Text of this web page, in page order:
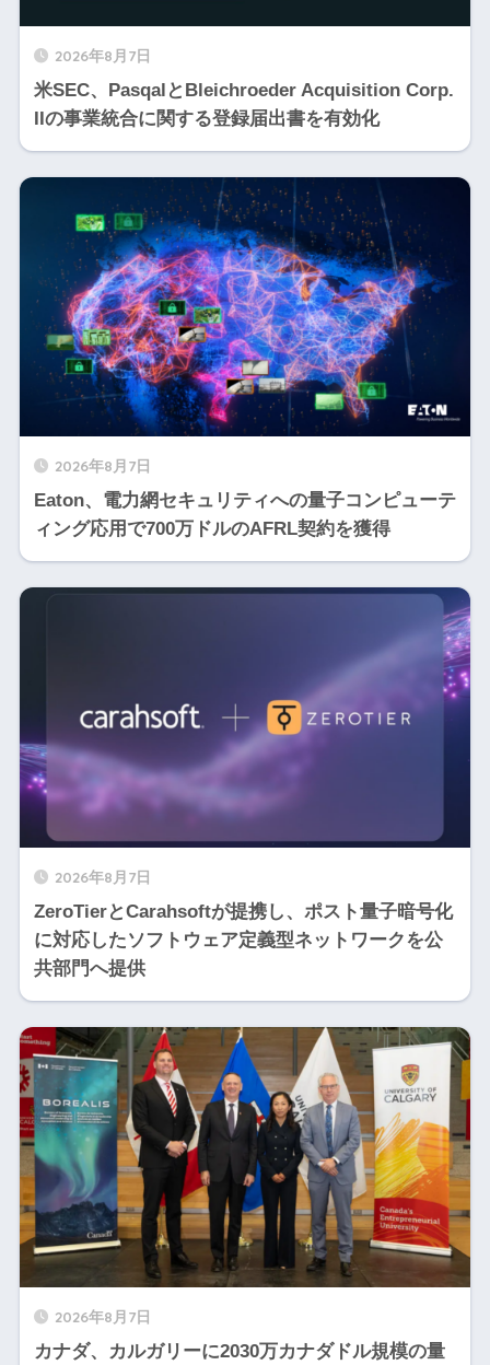
2026年8月7日
米SEC、PasqalとBleichroeder Acquisition Corp.
IIの事業統合に関する登録届出書を有効化
2026年8月7日
Eaton、電力網セキュリティへの量子コンピューテ
ィング応用で700万ドルのAFRL契約を獲得
2026年8月7日
ZeroTierとCarahsoftが提携し、ポスト量子暗号化
に対応したソフトウェア定義型ネットワークを公
共部門へ提供
2026年8月7日
カナダ、カルガリーに2030万カナダドル規模の量